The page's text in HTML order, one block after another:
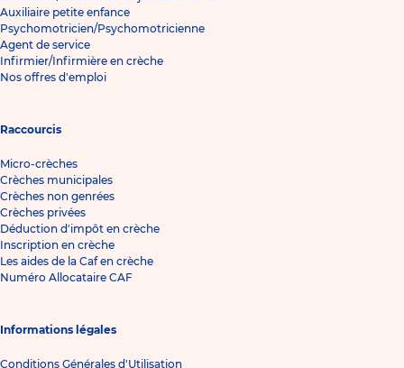
Auxiliaire petite enfance
Psychomotricien/Psychomotricienne
Agent de service
Infirmier/Infirmière en crèche
Nos offres d'emploi
Raccourcis
Micro-crèches
Crèches municipales
Crèches non genrées
Crèches privées
Déduction d'impôt en crèche
Inscription en crèche
Les aides de la Caf en crèche
Numéro Allocataire CAF
Informations légales
Conditions Générales d'Utilisation